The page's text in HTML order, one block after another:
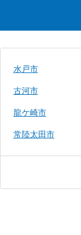
水戸市
古河市
龍ケ崎市
常陸太田市